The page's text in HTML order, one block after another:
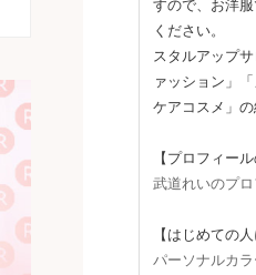
ください。
スタルアップ
ァッション」
ケアコスメ」の
【プロフィー
武道れいのプ
【はじめての
パーソナルカ